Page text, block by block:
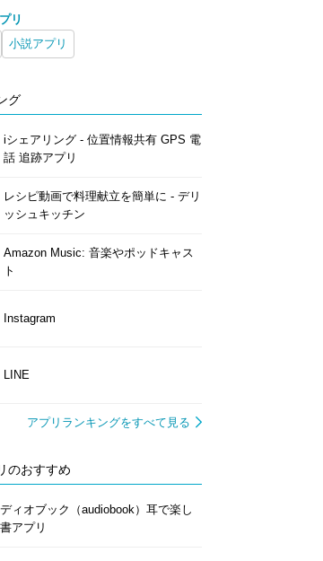
リ
小説アプリ
グ
iシェアリング - 位置情報共有 GPS 電
話 追跡アプリ
レシピ動画で料理献立を簡単‪に - デリ
ッシュキッチン
Amazon Music: 音楽やポッドキャス
ト
Instagram
LINE
アプリランキングをすべて見る
のおすすめ
ィオブック（audiobook）耳で楽し
アプリ